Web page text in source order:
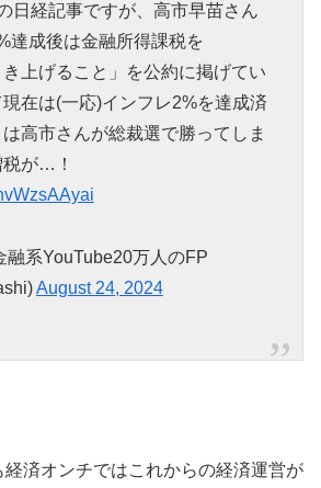
日経記事ですが、高市早苗さん
達成後は金融所得課税を
上げること」を公約に掲げてい
在は(一応)インフレ2%を達成済
高市さんが総裁選で勝ってしま
税が…！
系YouTube20万人のFP
August 24, 2024
済オンチではこれからの経済運営が